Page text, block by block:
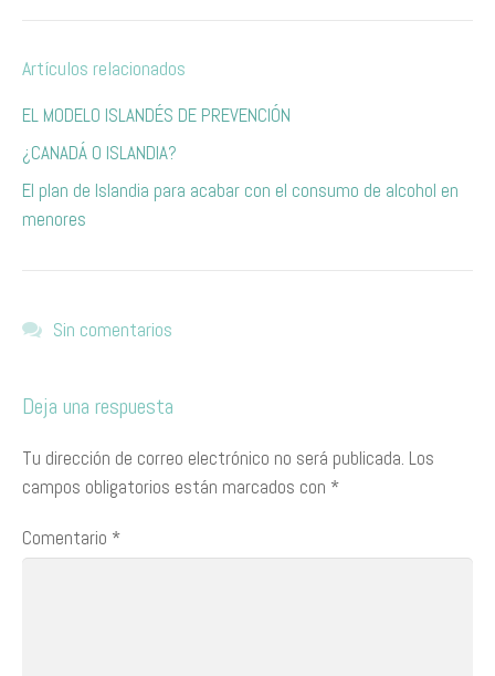
Artículos relacionados
EL MODELO ISLANDÉS DE PREVENCIÓN
¿CANADÁ O ISLANDIA?
El plan de Islandia para acabar con el consumo de alcohol en
menores
Sin comentarios
Deja una respuesta
Tu dirección de correo electrónico no será publicada. Los
campos obligatorios están marcados con *
Comentario *